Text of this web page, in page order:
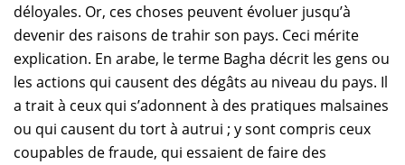
déloyales. Or, ces choses peuvent évoluer jusqu’à
devenir des raisons de trahir son pays. Ceci mérite
explication. En arabe, le terme Bagha décrit les gens ou
les actions qui causent des dégâts au niveau du pays. Il
a trait à ceux qui s’adonnent à des pratiques malsaines
ou qui causent du tort à autrui ; y sont compris ceux
coupables de fraude, qui essaient de faire des